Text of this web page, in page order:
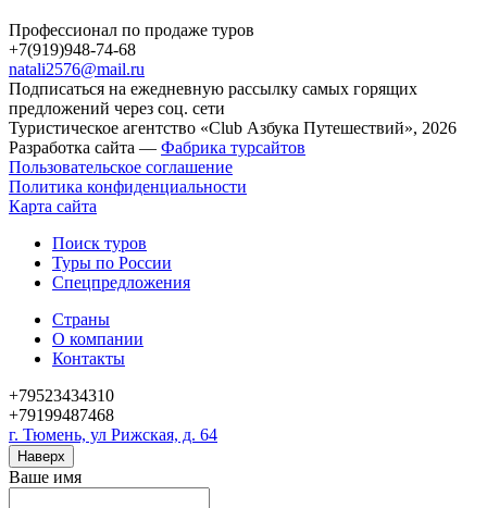
Профессионал по продаже туров
+7(919)948-74-68
natali2576@mail.ru
Подписаться на ежедневную рассылку самых горящих
предложений через соц. сети
Туристическое агентство «Club Азбука Путешествий», 2026
Разработка сайта — Фабрика турсайтов
Пользовательское соглашение
Политика конфиденциальности
Карта сайта
Поиск туров
Туры по России
Спецпредложения
Страны
О компании
Контакты
+79523434310
+79199487468
г. Тюмень, ул Рижская, д. 64
Наверх
Ваше имя